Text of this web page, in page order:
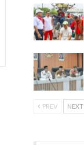
PREV NEXT